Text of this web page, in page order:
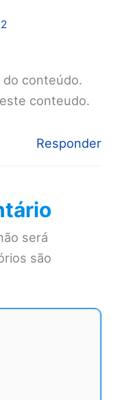
conteúdo.
conteudo.
Responder
será
são